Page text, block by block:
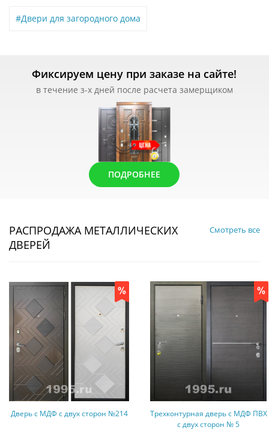
#Двери для загородного дома
Фиксируем цену при заказе на сайте!
в течение з-х дней после расчета замерщиком
ПОДРОБНЕЕ
РАСПРОДАЖА МЕТАЛЛИЧЕСКИХ
ДВЕРЕЙ
Смотреть все
с двух сторон №214
Трехконтурная дверь с МДФ ПВХ
с двух сторон № 5